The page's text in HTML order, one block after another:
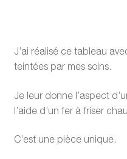
J’ai réalisé ce tableau
teintées par mes soins.
Je leur donne l’aspect
l’aide d’un fer à friser
C’est une pièce unique.